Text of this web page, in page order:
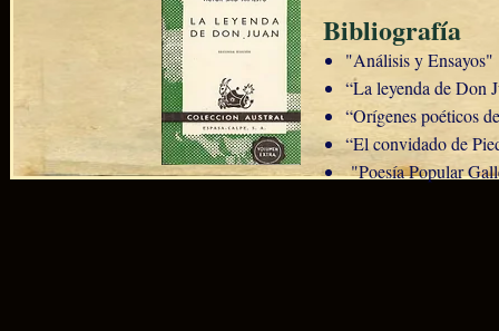
Bibliografía
"Análisis y Ensayos"
“La leyenda de Don
“Orígenes poéticos
“El convidado de
"Poesía Popular